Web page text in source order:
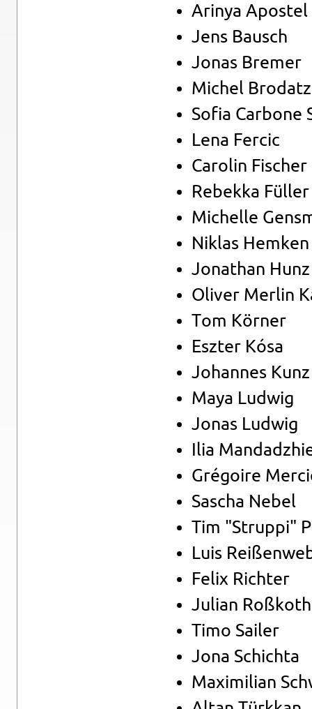
Ari­nya Apos­tel
Jens Bausch
Jonas Bre­mer
Mi­chel
Sofia Car­bo­ne
Lena Fer­cic
Ca­ro­lin Fi­scher
Re­bek­ka Fül­ler
Mi­chel­le
Ni­k­las Hem­ken
Jo­na­than Hunz
Oli­ver Mer­lin
Tom Kör­ner
Es­z­ter Kósa
Jo­han­nes Kunz
Maya Lud­wig
Jonas Lud­wig
Ilia
Grégoire
Sa­scha Nebel
Tim "Strup­pi"
Luis
Felix Rich­ter
Ju­li­an
Timo Sai­ler
Jona Schich­ta
Ma­xi­mi­li­an